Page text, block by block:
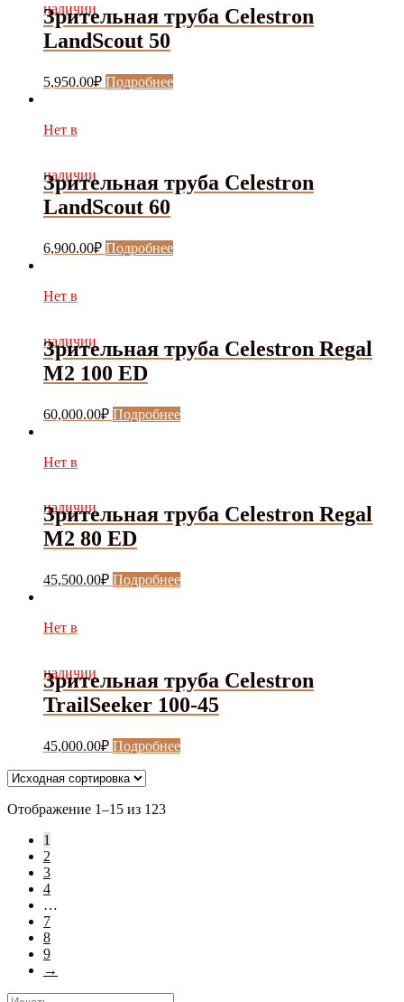
наличии
Зрительная труба Celestron
LandScout 50
5,950.00₽ Подробнее
Нет в
наличии
Зрительная труба Celestron
LandScout 60
6,900.00₽ Подробнее
Нет в
наличии
Зрительная труба Celestron Regal
M2 100 ED
60,000.00₽ Подробнее
Нет в
наличии
Зрительная труба Celestron Regal
M2 80 ED
45,500.00₽ Подробнее
Нет в
наличии
Зрительная труба Celestron
TrailSeeker 100-45
45,000.00₽ Подробнее
Отображение 1–15 из 123
1
2
3
4
…
7
8
9
→